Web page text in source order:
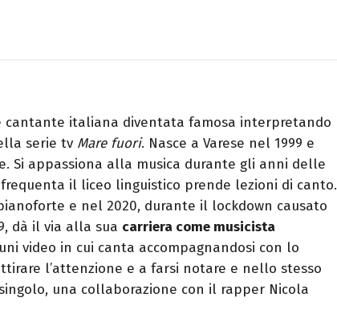
cantante italiana diventata famosa interpretando
serie tv Mare fuori. Nasce a Varese nel 1999 e
Si appassiona alla musica durante gli anni delle
il liceo linguistico prende lezioni di canto.
e nel 2020, durante il lockdown causato
dà il via alla sua carriera come musicista
video in cui canta accompagnandosi con lo
l’attenzione e a farsi notare e nello stesso
una collaborazione con il rapper Nicola